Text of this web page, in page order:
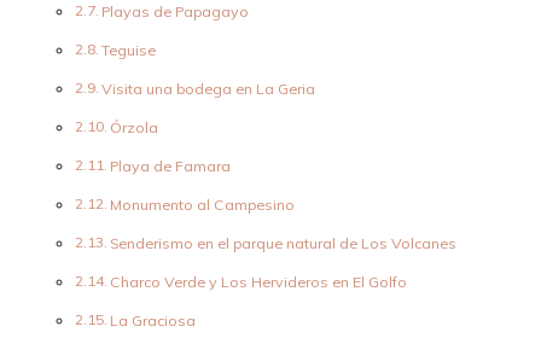
Playas de Papagayo
Teguise
Visita una bodega en La Geria
Órzola
Playa de Famara
Monumento al Campesino
Senderismo en el parque natural de Los Volcanes
Charco Verde y Los Hervideros en El Golfo
La Graciosa